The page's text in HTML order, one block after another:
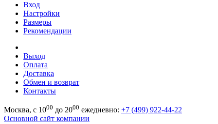
Вход
Настройки
Размеры
Рекомендации
Выход
Оплата
Доставка
Обмен и возврат
Контакты
Москва, с 1000 до 2000 ежедневно: +7 (499) 922-44-22
Основной сайт компании